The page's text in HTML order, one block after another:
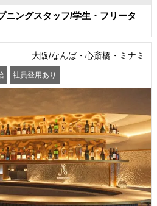
ニングスタッフ/学生・フリータ
大阪/なんば・心斎橋・ミナミ
社員登用あり